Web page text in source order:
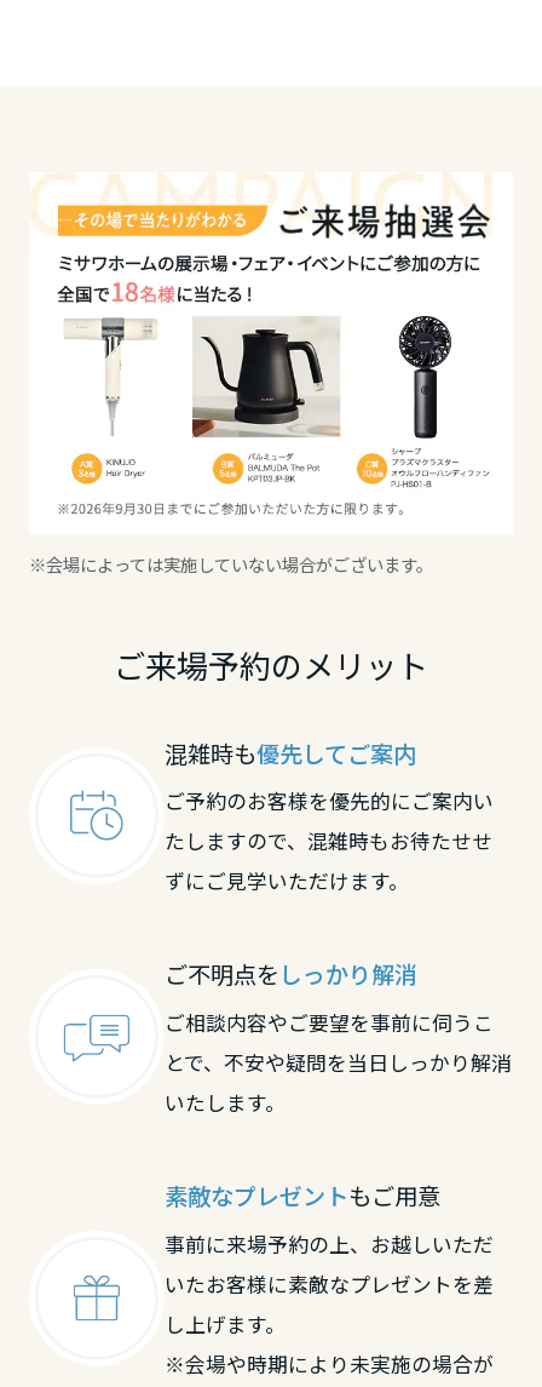
※会場によっては実施していない場合がございます。
ご来場予約のメリット
混雑時も優先してご案内
ご予約のお客様を優先的にご案内い
たしますので、混雑時もお待たせせ
ずにご見学いただけます。
ご不明点を しっかり解消
ご相談内容やご要望を事前に伺うこ
とで、不安や疑問を当日しっかり解消
いたします。
素敵なプレゼントもご用意
事前に来場予約の上、お越しいただ
いたお客様に素敵なプレゼントを差
し上げます。
※会場や時期により未実施の場合が